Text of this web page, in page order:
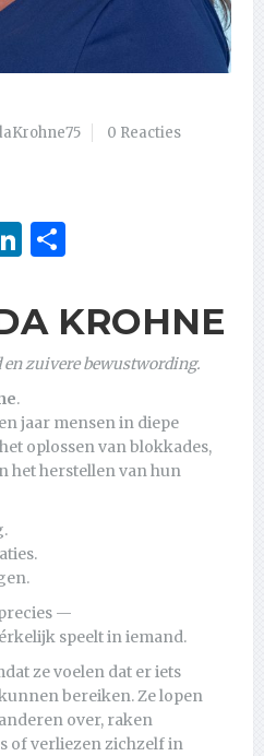
0 Reacties
LinkedIn
KROHNE
zuivere bewustwording.
.
jaar mensen in diepe
oplossen van blokkades,
het herstellen van hun
—
speelt in iemand.
ze voelen dat er iets
bereiken. Ze lopen
over, raken
of verliezen zichzelf in